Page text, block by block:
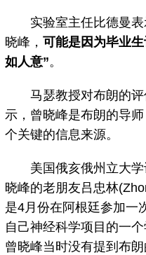
实验室主任比德曼表
晓峰，可能是因为毕业
如人意”。
马瑟教授对布朗的评
示，曾晓峰是布朗的导
个关键的信息来源。
美国俄亥俄州立大学
晓峰的老朋友吕忠林
是4月份在阿根廷参加一
自己神经科学项目的一
曾晓峰当时没有提到布